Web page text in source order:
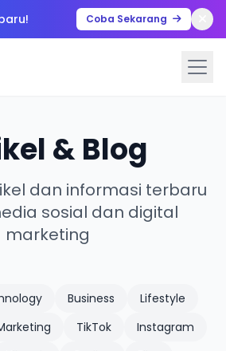
Coba Sekarang
& Blog
dan informasi terbaru
sosial dan digital
marketing
Business
Lifestyle
TikTok
Instagram